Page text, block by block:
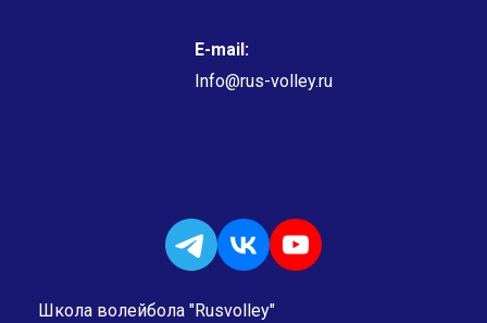
E-mail:
Info@rus-volley.ru
Школа волейбола "Rusvolley"